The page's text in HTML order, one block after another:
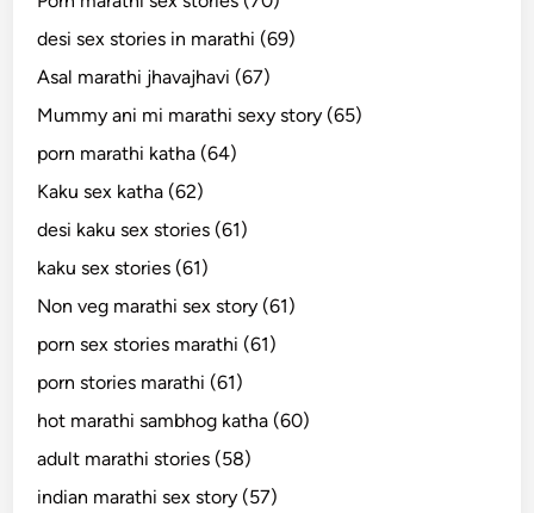
desi sex stories in marathi (69)
Asal marathi jhavajhavi (67)
Mummy ani mi marathi sexy story (65)
porn marathi katha (64)
Kaku sex katha (62)
desi kaku sex stories (61)
kaku sex stories (61)
Non veg marathi sex story (61)
porn sex stories marathi (61)
porn stories marathi (61)
hot marathi sambhog katha (60)
adult marathi stories (58)
indian marathi sex story (57)